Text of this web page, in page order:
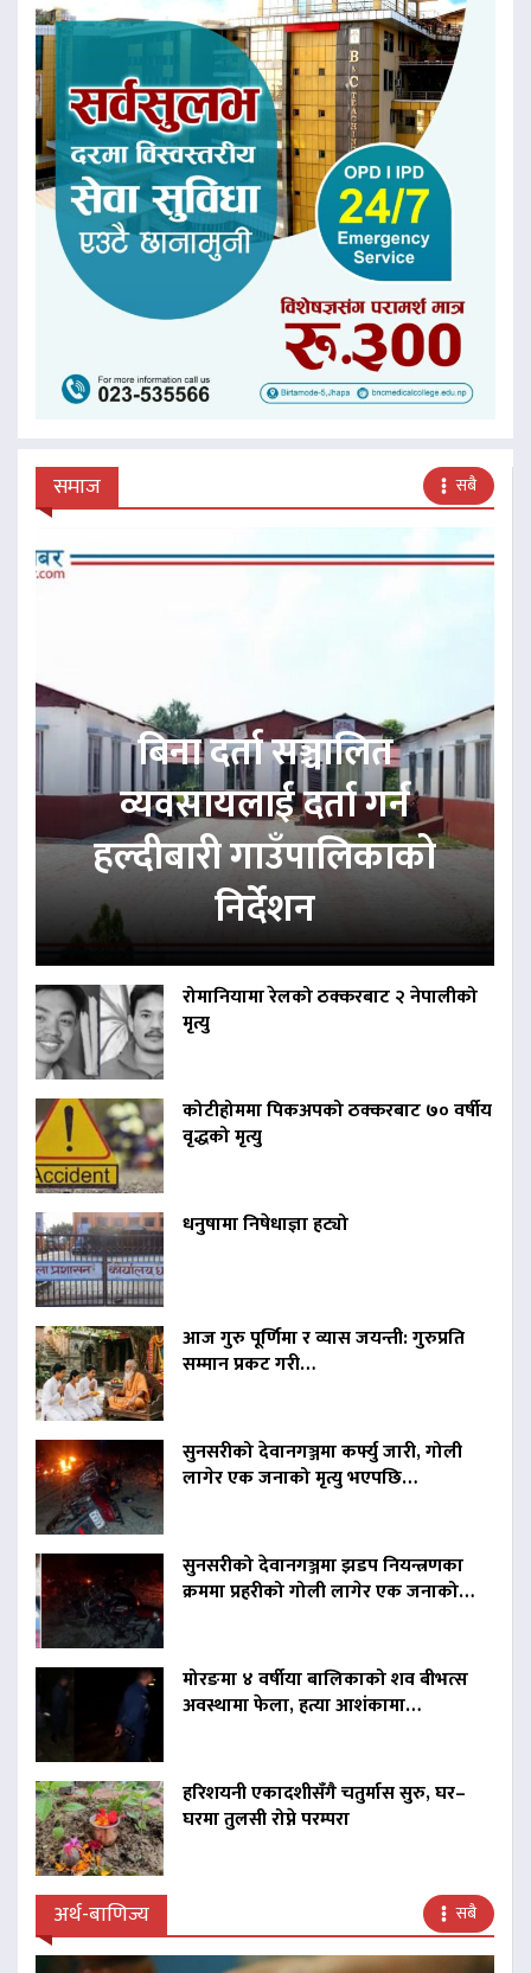
समाज सबै
बिना दर्ता सञ्चालित
व्यवसायलाई दर्ता गर्न
हल्दीबारी गाउँपालिकाको
निर्देशन
रोमानियामा रेलको ठक्करबाट २ नेपालीको
मृत्यु
कोटीहोममा पिकअपको ठक्करबाट ७० वर्षीय
वृद्धको मृत्यु
धनुषामा निषेधाज्ञा हट्यो
आज गुरु पूर्णिमा र व्यास जयन्ती: गुरुप्रति
सम्मान प्रकट गरी…
सुनसरीको देवानगञ्जमा कर्फ्यु जारी, गोली
लागेर एक जनाको मृत्यु भएपछि…
सुनसरीको देवानगञ्जमा झडप नियन्त्रणका
क्रममा प्रहरीको गोली लागेर एक जनाको…
मोरङमा ४ वर्षीया बालिकाको शव बीभत्स
अवस्थामा फेला, हत्या आशंकामा…
हरिशयनी एकादशीसँगै चतुर्मास सुरु, घर–
घरमा तुलसी रोप्ने परम्परा
अर्थ-बाणिज्य सबै